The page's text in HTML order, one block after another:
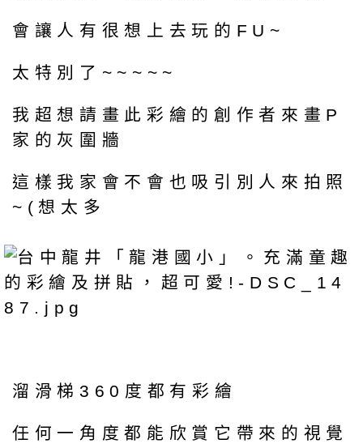
會讓人有很想上去玩的FU~
太特別了~~~~~
我超想請畫此彩繪的創作者來畫P
家的灰圍牆
這樣我家會不會也吸引別人來拍照
~(想太多
溜滑梯360度都有彩繪
任何一角度都能欣賞它帶來的視覺